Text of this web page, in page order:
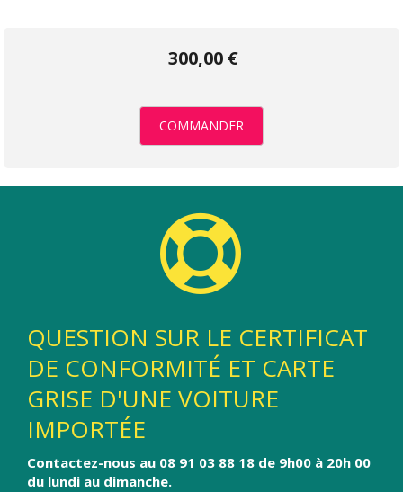
300,00 €
COMMANDER
QUESTION SUR LE CERTIFICAT
DE CONFORMITÉ ET CARTE
GRISE D'UNE VOITURE
IMPORTÉE
Contactez-nous au 08 91 03 88 18 de 9h00 à 20h 00
du lundi au dimanche.